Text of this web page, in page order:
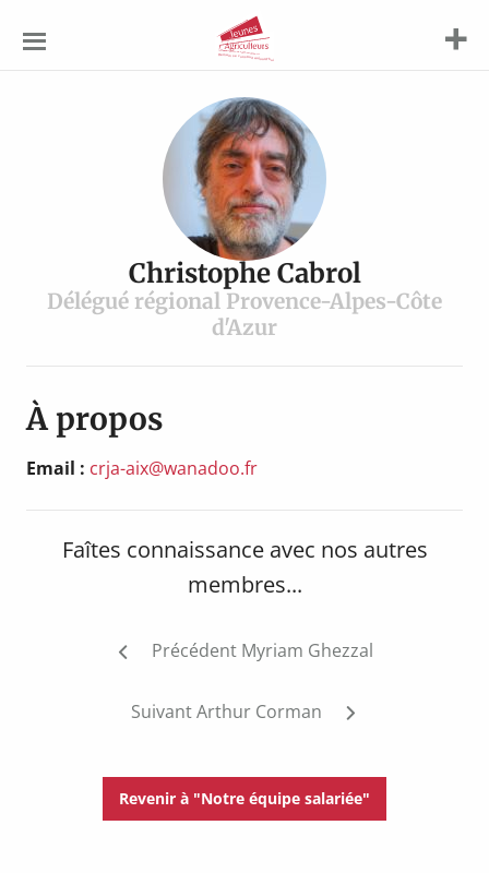
Agriculteurs
Christophe Cabrol
Délégué régional Provence-Alpes-Côte
d'Azur
À propos
Email : crja-aix@wanadoo.fr
Faîtes connaissance avec nos autres
membres...
navigation
Précédent Myriam Ghezzal
SuivantArthur Corman
Revenir à "Notre équipe salariée"